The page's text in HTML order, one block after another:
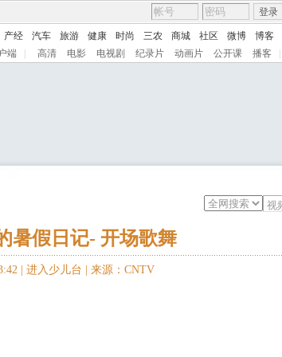
登录
产经 汽车 旅游 健康 时尚 三农 商城 社区 微博 博客
端 高清 电影 电视剧 纪录片 动画片 公开课 播客
暑假日记- 开场歌舞
| 进入少儿台 来源：CNTV